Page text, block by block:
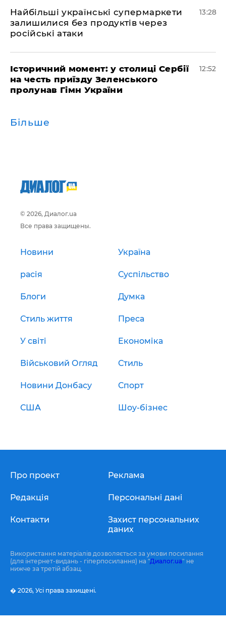
Найбільші українські супермаркети
залишилися без продуктів через
російські атаки
13:28
Історичний момент: у столиці Сербії
на честь приїзду Зеленського
пролунав Гімн України
12:52
Більше
© 2026, Диалог.ua
Все права защищены.
Новини Україна
расія Суспільство
Блоги Думка
Стиль життя Преса
У світі Економіка
Військовий Огляд Стиль
Новини Донбасу Спорт
США Шоу-бізнес
Про проект
Редакція
Контакти
Реклама
Персональні дані
Захист персональних
даних
Використання матеріалів дозволяється за умови посилання
(для інтернет-видань - гіперпосилання) на "Диалог.ua" не
нижче за третій абзац.
� 2026, Усі права захищені.